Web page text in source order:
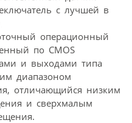
с лучшей в
операционный
по CMOS
и выходами типа
диапазоном
отличающийся низким
и сверхмалым